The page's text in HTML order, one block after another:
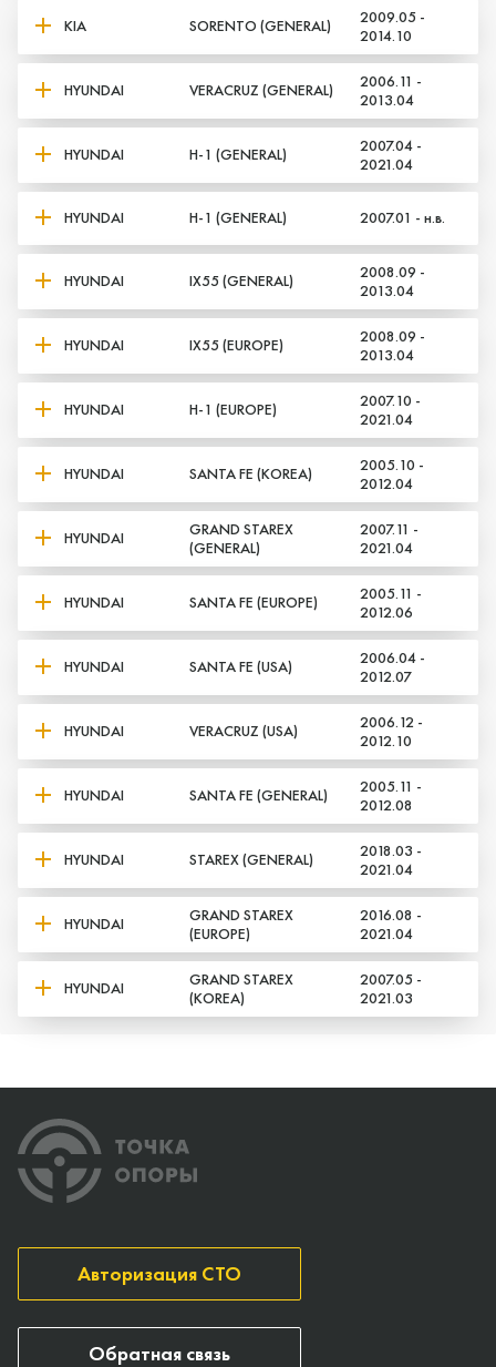
KIA SORENTO (GENERAL)
2009.05 -
2014.10
HYUNDAI VERACRUZ (GENERAL)
2006.11 -
2013.04
HYUNDAI H-1 (GENERAL)
2007.04 -
2021.04
HYUNDAI H-1 (GENERAL) 2007.01 - н.в.
HYUNDAI IX55 (GENERAL)
2008.09 -
2013.04
HYUNDAI IX55 (EUROPE)
2008.09 -
2013.04
HYUNDAI H-1 (EUROPE)
2007.10 -
2021.04
HYUNDAI SANTA FE (KOREA)
2005.10 -
2012.04
HYUNDAI
GRAND STAREX
(GENERAL)
2007.11 -
2021.04
HYUNDAI SANTA FE (EUROPE)
2005.11 -
2012.06
HYUNDAI SANTA FE (USA)
2006.04 -
2012.07
HYUNDAI VERACRUZ (USA)
2006.12 -
2012.10
HYUNDAI SANTA FE (GENERAL)
2005.11 -
2012.08
HYUNDAI STAREX (GENERAL)
2018.03 -
2021.04
HYUNDAI
GRAND STAREX
(EUROPE)
2016.08 -
2021.04
HYUNDAI
GRAND STAREX
(KOREA)
2007.05 -
2021.03
Авторизация СТО
Обратная связь